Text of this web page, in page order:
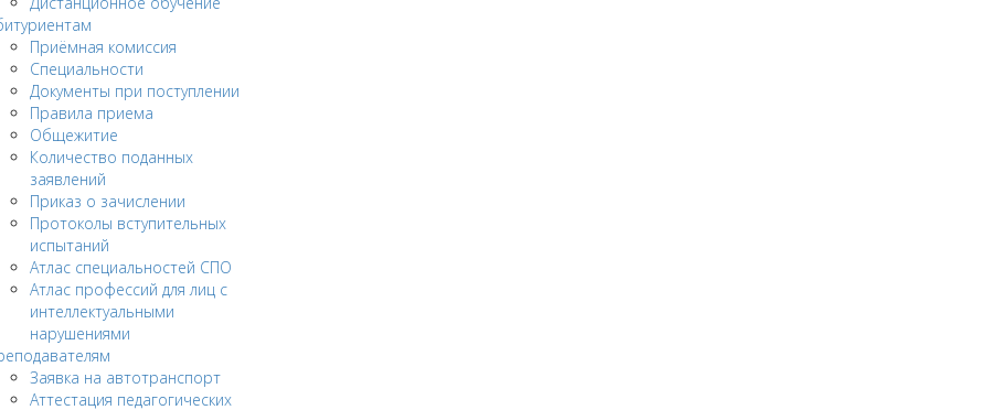
Приёмная комиссия
Специальности
Документы при поступлении
Правила приема
Общежитие
Количество поданных
заявлений
Приказ о зачислении
Протоколы вступительных
испытаний
Атлас специальностей СПО
Атлас профессий для лиц с
интеллектуальными
нарушениями
Заявка на автотранспорт
Аттестация педагогических